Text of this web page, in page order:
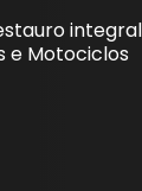
e Motociclos